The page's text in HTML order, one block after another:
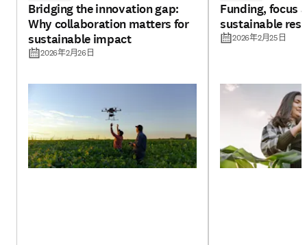
Bridging the innovation gap:
Why collaboration matters for
sustainable impact
2026年2月26日
Funding, focus
sustainable
2026年2月25日